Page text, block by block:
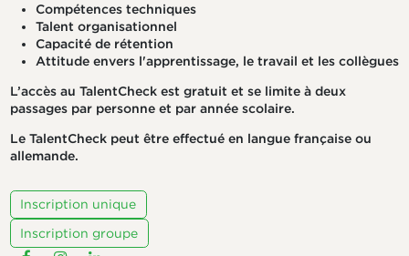
Compétences techniques
Talent organisationnel
Capacité de rétention
Attitude envers l'apprentissage, le travail et les collègues
L’accès au TalentCheck est gratuit et se limite à deux
passages par personne et par année scolaire.
Le TalentCheck peut être effectué en langue française ou
allemande.
Inscription unique
Inscription groupe